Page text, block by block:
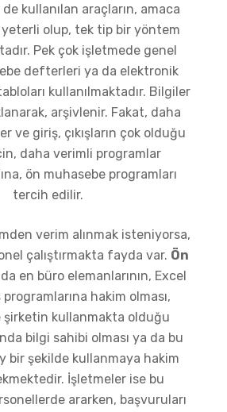
kullanılan araçların, amaca
yeterli olup, tek tip bir yöntem
Pek çok işletmede genel
defterleri ya da elektronik
kullanılmaktadır. Bilgiler
arşivlenir. Fakat, daha
ve giriş, çıkışların çok olduğu
daha verimli programlar
ön muhasebe programları
tercih edilir.
verim alınmak isteniyorsa,
çalıştırmakta fayda var. Ön
en büro elemanlarının, Excel
hakim olması,
şirketin kullanmakta olduğu
bilgi sahibi olması ya da bu
bir şekilde kullanmaya hakim
İşletmeler ise bu
ararken, başvuruları